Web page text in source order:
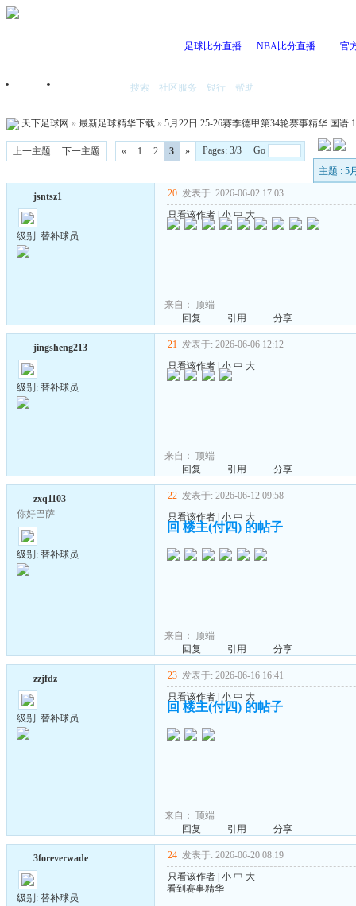
足球比分直播 NBA比分直播 官
首页 搜索 社区服务 银行 帮助
天下足球网 » 最新足球精华下载 » 5月22日 25-26赛季德甲第34轮赛事精华 国语
上一主题 下一主题 « 1 2 3 »
Pages: 3/3 Go
主题 : 5
jsntsz1
级别: 替补球员
20 发表于: 2026-06-02 17:03
只看该作者 |小 中 大
来自： 顶端
回复
引用 分享
jingsheng213
级别: 替补球员
21 发表于: 2026-06-06 12:12
只看该作者 |小 中 大
来自： 顶端
回复
引用 分享
zxq1103
你好巴萨
级别: 替补球员
22 发表于: 2026-06-12 09:58
只看该作者 小 中 大
回 楼主(付四) 的帖子
来自： 顶端
回复
引用 分享
zzjfdz
级别: 替补球员
23 发表于: 2026-06-16 16:41
只看该作者 小 中 大
回 楼主(付四) 的帖子
来自： 顶端
回复
引用 分享
3foreverwade
级别: 替补球员
24 发表于: 2026-06-20 08:19
只看该作者 小 中 大
看到 赛事精华